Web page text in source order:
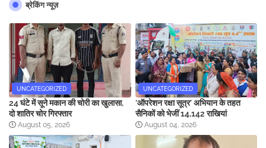
ब्रेकिंग न्यूज़
UNCATEGORIZED
24 घंटे में सूने मकान की चोरी का खुलासा,
दो शातिर चोर गिरफ्तार
August 05, 2026
UNCATEGORIZED
‘ऑपरेशन रक्षा सूत्र’ अभियान के तहत
सैनिकों को भेजीं 14,142 राखियां
August 04, 2026